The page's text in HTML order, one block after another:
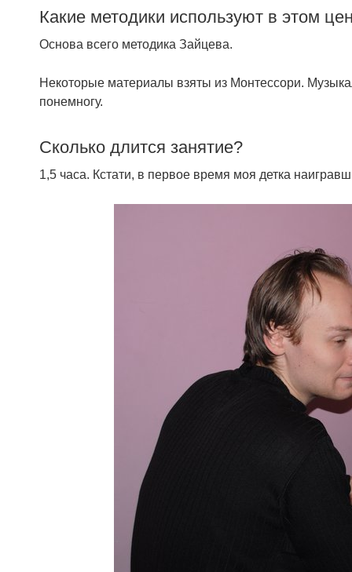
Какие методики используют в этом
Основа всего методика Зайцева.
Некоторые материалы взяты из Монтессори.
понемногу.
Сколько длится занятие?
1,5 часа. Кстати, в первое время моя детка